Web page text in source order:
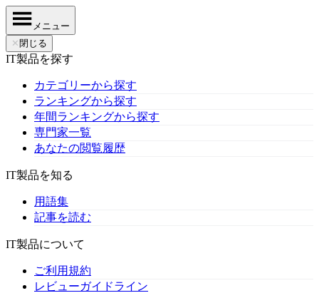
メニュー
✕ 閉じる
IT製品を探す
カテゴリーから探す
ランキングから探す
年間ランキングから探す
専門家一覧
あなたの閲覧履歴
IT製品を知る
用語集
記事を読む
IT製品について
ご利用規約
レビューガイドライン